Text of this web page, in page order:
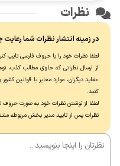
نظرات
در زمینه انتشار نظرات شما
لطفا نظرات خود را با حروف فارسی تایپ
از ارسال نظراتی که حاوی مطالب کذب،
عقاید دیگران، موارد مغایر با قوانین
کنید.
لطفا از نوشتن نظرات خود به صورت حروف
نظرات پس از تایید مدیر بخش مربوطه